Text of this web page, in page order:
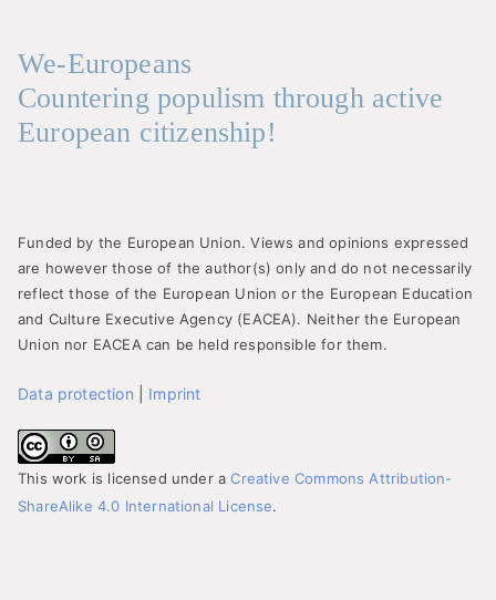
We-Europeans
Countering populism through active
European citizenship!
Funded by the European Union. Views and opinions expressed
are however those of the author(s) only and do not necessarily
reflect those of the European Union or the European Education
and Culture Executive Agency (EACEA). Neither the European
Union nor EACEA can be held responsible for them.
Data protection Imprint
This work is licensed under aCreative Commons Attribution-
ShareAlike 4.0 International License.